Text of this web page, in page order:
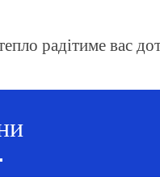
радітиме вас